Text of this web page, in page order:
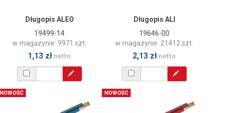
Długopis ALEO
19499-14
w magazynie: 9971 szt.
1,13 zł netto
Długopis ALI
19646-00
w magazynie: 21412 szt.
2,13 zł netto
NOWOŚĆ NOWOŚĆ